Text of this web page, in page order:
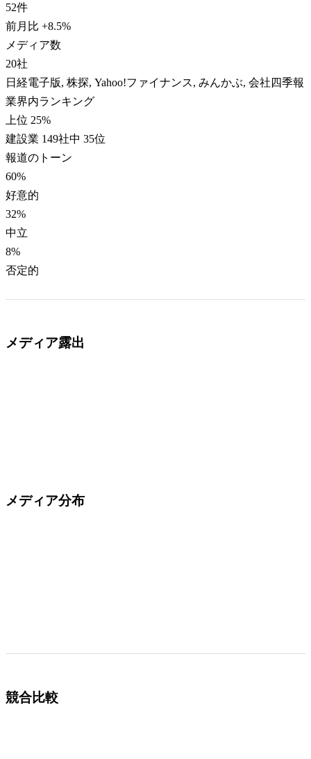
52件
前月比 +8.5%
メディア数
20社
日経電子版, 株探, Yahoo!ファイナンス, みんかぶ, 会社四季報
業界内ランキング
上位 25%
建設業 149社中 35位
報道のトーン
60%
好意的
32%
中立
8%
否定的
メディア露出
メディア分布
競合比較